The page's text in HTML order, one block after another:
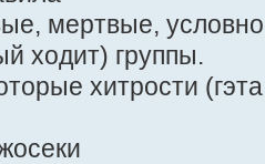
мертвые,
ходит) группы.
хитрости